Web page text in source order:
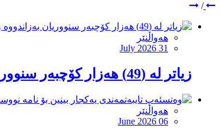
/
هەواڵنێر
July 2026 31
زیاتر لە (49) هەزار کۆچبەر سنووریان بەزاندووە و چوونەتە ناو خاکی ئیسپانیا
هەواڵنێر
June 2026 06